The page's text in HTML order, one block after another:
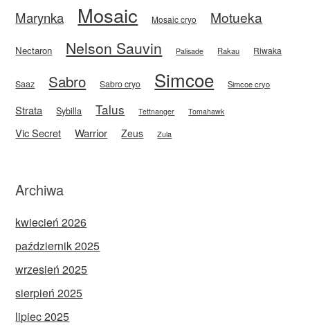
Marynka
Mosaic Mosaic cryo Motueka
Nectaron Nelson Sauvin Palisade Rakau Riwaka
Saaz Sabro Sabro cryo Simcoe Simcoe cryo
Strata Sybilla Talus Tettnanger Tomahawk
Vic Secret Warrior Zeus Zula
Archiwa
kwiecień 2026
październik 2025
wrzesień 2025
sierpień 2025
lipiec 2025